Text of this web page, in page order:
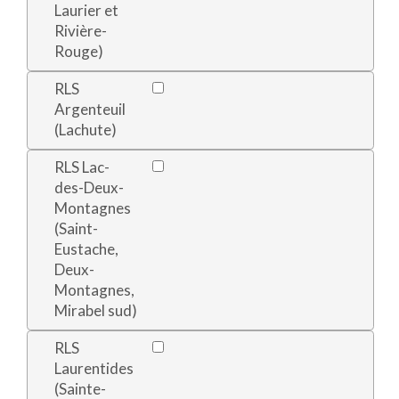
Laurier et
Rivière-
Rouge)
RLS
Argenteuil
(Lachute)
RLS Lac-
des-Deux-
Montagnes
(Saint-
Eustache,
Deux-
Montagnes,
Mirabel sud)
RLS
Laurentides
(Sainte-